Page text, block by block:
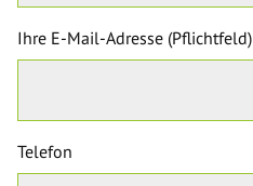
Ihre E-Mail-Adresse (Pflichtfeld)
Telefon